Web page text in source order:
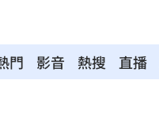
門 影音 熱搜 直播